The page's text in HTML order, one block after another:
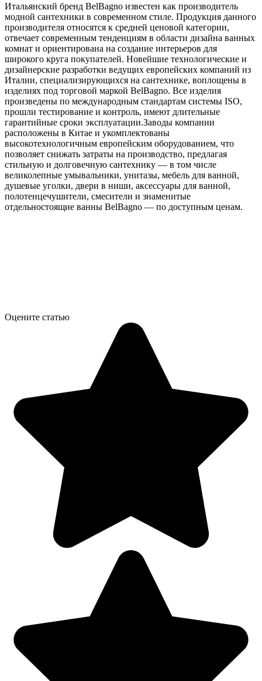
Итальянский бренд BelBagno известен как производитель
модной сантехники в современном стиле. Продукция данного
производителя относятся к средней ценовой категории,
отвечает современным тенденциям в области дизайна ванных
комнат и ориентирована на создание интерьеров для
широкого круга покупателей. Новейшие технологические и
дизайнерские разработки ведущих европейских компаний из
Италии, специализирующихся на сантехнике, воплощены в
изделиях под торговой маркой BelBagno. Все изделия
произведены по международным стандартам системы ISO,
прошли тестирование и контроль, имеют длительные
гарантийные сроки эксплуатации.Заводы компании
расположены в Китае и укомплектованы
высокотехнологичным европейским оборудованием, что
позволяет снижать затраты на производство, предлагая
стильную и долговечную сантехнику — в том числе
великолепные умывальники, унитазы, мебель для ванной,
душевые уголки, двери в ниши, аксессуары для ванной,
полотенцечушители, смесители и знаменитые
отдельностоящие ванны BelBagno — по доступным ценам.
Оцените статью